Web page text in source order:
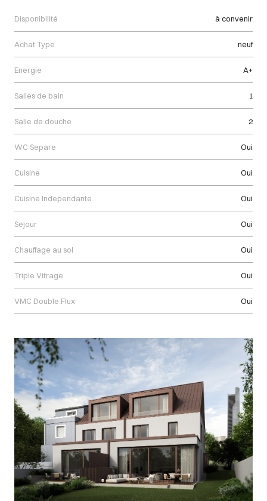
Disponibilité à convenir
Achat Type neuf
Energie A+
Salles de bain 1
Salle de douche 2
WC Separe Oui
Cuisine Oui
Cuisine Independante Oui
Sejour Oui
Chauffage au sol Oui
Triple Vitrage Oui
VMC Double Flux Oui
Images Gallery